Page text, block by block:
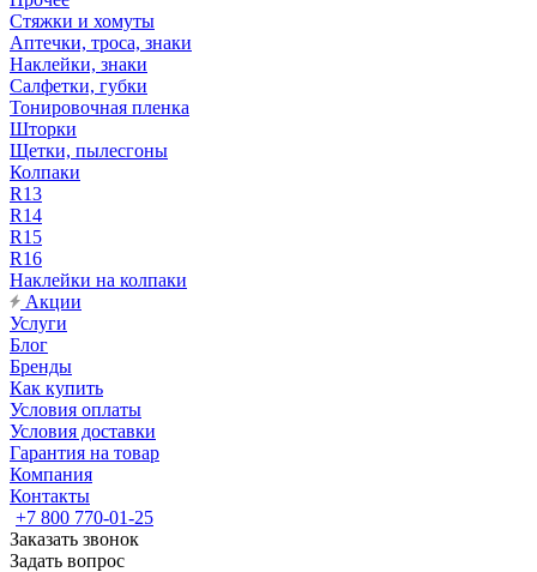
Стяжки и хомуты
Аптечки, троса, знаки
Наклейки, знаки
Салфетки, губки
Тонировочная пленка
Шторки
Щетки, пылесгоны
Колпаки
R13
R14
R15
R16
Наклейки на колпаки
Акции
Услуги
Блог
Бренды
Как купить
Условия оплаты
Условия доставки
Гарантия на товар
Компания
Контакты
+7 800 770-01-25
Заказать звонок
Задать вопрос